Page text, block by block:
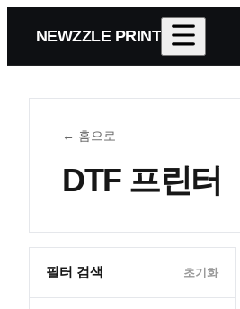
NEWZZLE PRINT
← 홈으로
DTF 프린터
필터 검색 초기화